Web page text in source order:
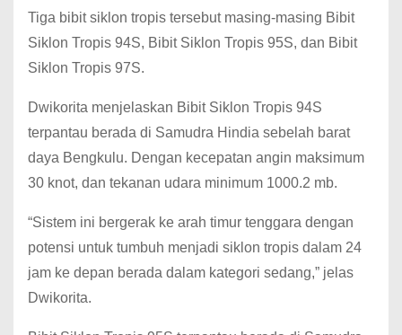
Tiga bibit siklon tropis tersebut masing-masing Bibit
Siklon Tropis 94S, Bibit Siklon Tropis 95S, dan Bibit
Siklon Tropis 97S.
Dwikorita menjelaskan Bibit Siklon Tropis 94S
terpantau berada di Samudra Hindia sebelah barat
daya Bengkulu. Dengan kecepatan angin maksimum
30 knot, dan tekanan udara minimum 1000.2 mb.
“Sistem ini bergerak ke arah timur tenggara dengan
potensi untuk tumbuh menjadi siklon tropis dalam 24
jam ke depan berada dalam kategori sedang,” jelas
Dwikorita.